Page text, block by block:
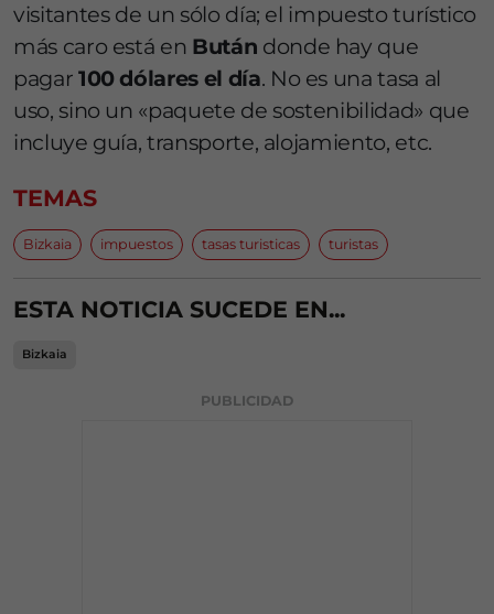
visitantes de un sólo día; el impuesto turístico
más caro está en Bután donde hay que
pagar 100 dólares el día. No es una tasa al
uso, sino un «paquete de sostenibilidad» que
incluye guía, transporte, alojamiento, etc.
TEMAS
Bizkaia impuestos tasas turisticas turistas
ESTA NOTICIA SUCEDE EN...
Bizkaia
PUBLICIDAD